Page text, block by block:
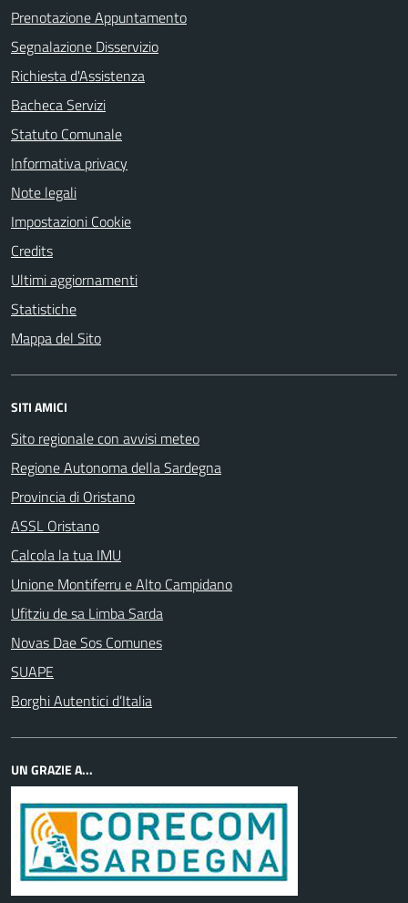
Prenotazione Appuntamento
Segnalazione Disservizio
Richiesta d'Assistenza
Bacheca Servizi
Statuto Comunale
Informativa privacy
Note legali
Impostazioni Cookie
Credits
Ultimi aggiornamenti
Statistiche
Mappa del Sito
SITI AMICI
Sito regionale con avvisi meteo
Regione Autonoma della Sardegna
Provincia di Oristano
ASSL Oristano
Calcola la tua IMU
Unione Montiferru e Alto Campidano
Ufitziu de sa Limba Sarda
Novas Dae Sos Comunes
SUAPE
Borghi Autentici d’Italia
UN GRAZIE A...